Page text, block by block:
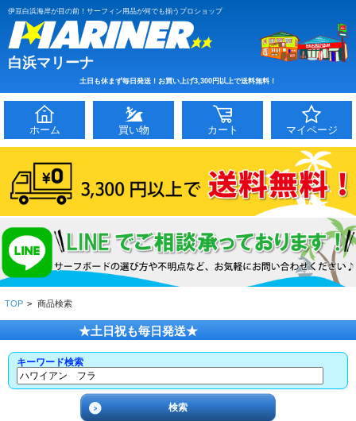
伊豆白浜海岸が目の前！サーフィン用品が何でも揃うプロショップ
白浜マリーナ
土日も休まず毎日発送！お買い上げ3,300円以上で送料無料！
ホーム 買い物 カート マイページ
TOP > 商品検索
★土日祝も毎日発送★
キーワード検索